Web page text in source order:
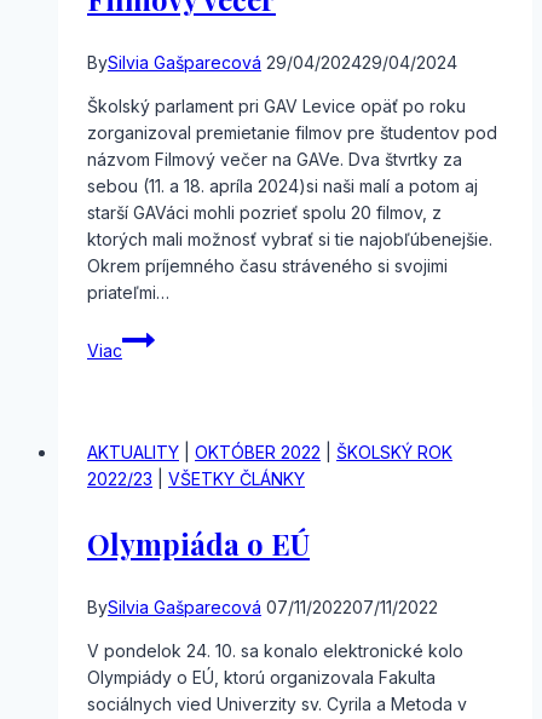
BySilvia Gašparecová 29/04/202429/04/2024
Školský parlament pri GAV Levice opäť po roku
zorganizoval premietanie filmov pre študentov pod
názvom Filmový večer na GAVe. Dva štvrtky za
sebou (11. a 18. apríla 2024)si naši malí a potom aj
starší GAVáci mohli pozrieť spolu 20 filmov, z
ktorých mali možnosť vybrať si tie najobľúbenejšie.
Okrem príjemného času stráveného si svojimi
priateľmi…
Viac
Filmový
večer
AKTUALITY OKTÓBER 2022
ŠKOLSKÝ ROK
2022/23
VŠETKY ČLÁNKY
Olympiáda o EÚ
BySilvia Gašparecová 07/11/202207/11/2022
V pondelok 24. 10. sa konalo elektronické kolo
Olympiády o EÚ, ktorú organizovala Fakulta
sociálnych vied Univerzity sv. Cyrila a Metoda v